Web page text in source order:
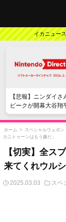
イカニュース
【悲報】ニンダイさ
ピークが開幕大谷翔
がっかりダイレクト
たと言われてしまう
ホーム > スペシャルウェポン
カニトゥーンはもう嫌だ」
【切実】全ス
来てくれウル
2025.03.03 スペ